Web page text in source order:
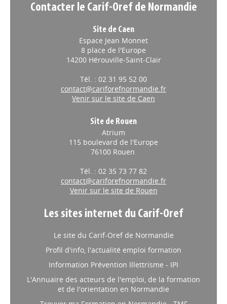
Contacter le Carif-Oref de Normandie
Site de Caen
Espace Jean Monnet
8 place de l'Europe
14200 Hérouville-Saint-Clair
Tél. : 02 31 95 52 00
contact@cariforefnormandie.fr
Venir sur le site de Caen
Site de Rouen
Atrium
115 boulevard de l'Europe
76100 Rouen
Tél. : 02 35 73 77 82
contact@cariforefnormandie.fr
Venir sur le site de Rouen
Les sites internet du Carif-Oref
Le site du Carif-Oref de Normandie
Profil d'info, l'actualité emploi formation
Information Prévention Illettrisme - IPI
L'Annuaire des acteurs de l'emploi, de la formation
et de l'orientation en Normandie